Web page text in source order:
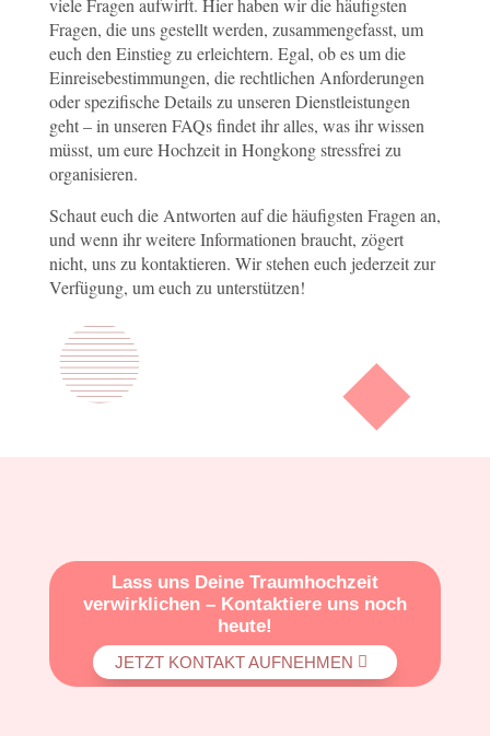
viele Fragen aufwirft. Hier haben wir die häufigsten
Fragen, die uns gestellt werden, zusammengefasst, um
euch den Einstieg zu erleichtern. Egal, ob es um die
Einreisebestimmungen, die rechtlichen Anforderungen
oder spezifische Details zu unseren Dienstleistungen
geht – in unseren FAQs findet ihr alles, was ihr wissen
müsst, um eure Hochzeit in Hongkong stressfrei zu
organisieren.
Schaut euch die Antworten auf die häufigsten Fragen an,
und wenn ihr weitere Informationen braucht, zögert
nicht, uns zu kontaktieren. Wir stehen euch jederzeit zur
Verfügung, um euch zu unterstützen!
Lass uns Deine Traumhochzeit
verwirklichen – Kontaktiere uns noch
heute!
JETZT KONTAKT AUFNEHMEN